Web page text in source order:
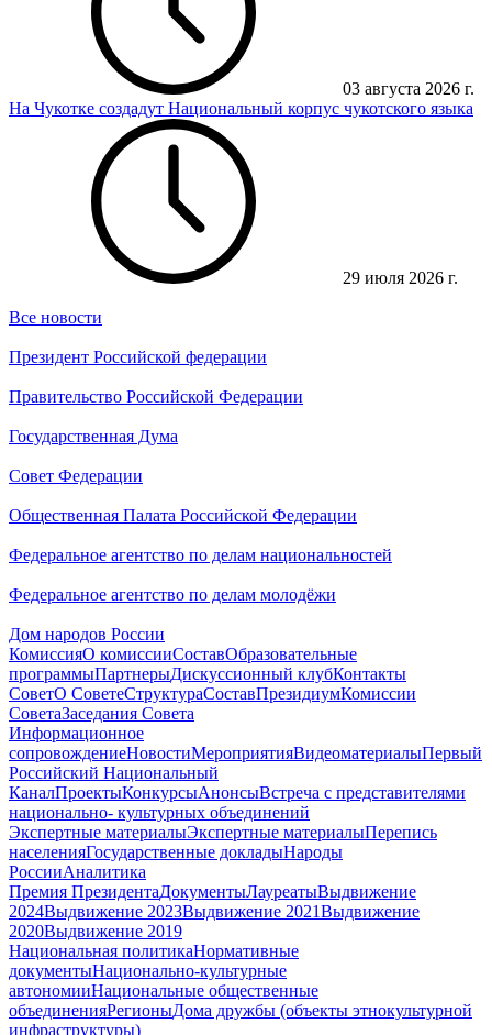
03 августа 2026 г.
На Чукотке создадут Национальный корпус чукотского языка
29 июля 2026 г.
Все новости
Президент Российской федерации
Правительство Российской Федерации
Государственная Дума
Совет Федерации
Общественная Палата Российской Федерации
Федеральное агентство по делам национальностей
Федеральное агентство по делам молодёжи
Дом народов России
КомиссияО комиссииСоставОбразовательные
программыПартнерыДискуссионный клубКонтакты
СоветО СоветеСтруктураСоставПрезидиумКомиссии
СоветаЗаседания Совета
Информационное
сопровождениеНовостиМероприятияВидеоматериалыПервый
Российский Национальный
КаналПроектыКонкурсыАнонсыВстреча с представителями
национально- культурных объединений
Экспертные материалыЭкспертные материалыПерепись
населенияГосударственные докладыНароды
РоссииАналитика
Премия ПрезидентаДокументыЛауреатыВыдвижение
2024Выдвижение 2023Выдвижение 2021Выдвижение
2020Выдвижение 2019
Национальная политикаНормативные
документыНационально-культурные
автономииНациональные общественные
объединенияРегионыДома дружбы (объекты этнокультурной
инфраструктуры)